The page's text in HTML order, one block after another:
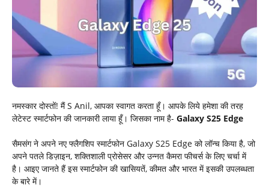
नमस्कार दोस्तों! मैं S Anil, आपका स्वागत करता हूँ। आपके लिये हमेशा की तरह
लेटेस्ट स्मार्टफोन की जानकारी लाया हूँ। जिसका नाम है- Galaxy S25 Edge
सैमसंग ने अपने नए फ्लैगशिप स्मार्टफोन Galaxy S25 Edge को लॉन्च किया है, जो
अपने पतले डिज़ाइन, शक्तिशाली प्रोसेसर और उन्नत कैमरा फीचर्स के लिए चर्चा में
है। आइए जानते हैं इस स्मार्टफोन की खासियतें, कीमत और भारत में इसकी उपलब्धता
के बारे में।